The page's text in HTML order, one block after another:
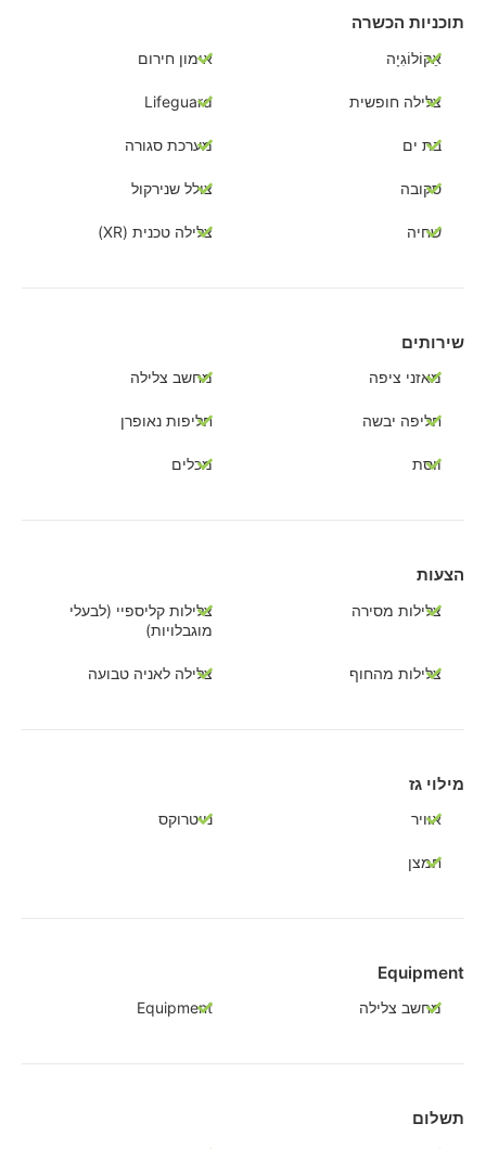
תוכניות הכשרה
אֵקוֹלוֹגִיָה אימון חירום
צלילה חופשית Lifeguard
בת ים מערכת סגורה
סקובה צולל שנירקול
שחיה צלילה טכנית (XR)
שירותים
מאזני ציפה מחשב צלילה
חליפה יבשה חליפות נאופרן
ווסת מכלים
הצעות
צלילות מסירה
צלילות קליספיי (לבעלי
מוגבלויות)
צלילות מהחוף צלילה לאניה טבועה
מילוי גז
אוויר נייטרוקס
חמצן
Equipment
מחשב צלילה Equipment
תשלום